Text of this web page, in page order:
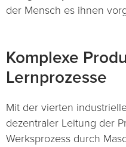
der Mensch es ihnen
Komplexe
Lernprozesse
Mit der vierten
dezentraler Leitung der
Werksprozess durch